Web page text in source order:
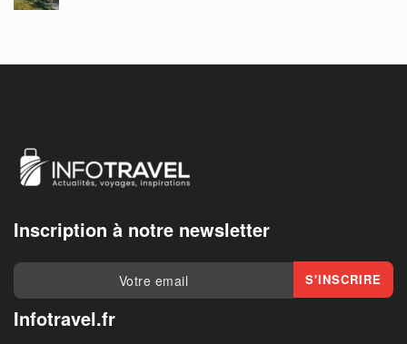
Inscription à notre newsletter
Infotravel.fr